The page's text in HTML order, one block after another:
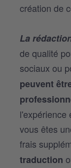
création de
La
de qualité
sociaux ou
peuvent
l'expérience
vous êtes
frais
traduction